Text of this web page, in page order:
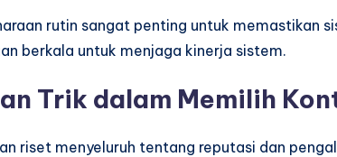
rutin sangat penting untuk memastikan
berkala untuk menjaga kinerja sistem.
Trik dalam Memilih
riset menyeluruh tentang reputasi dan